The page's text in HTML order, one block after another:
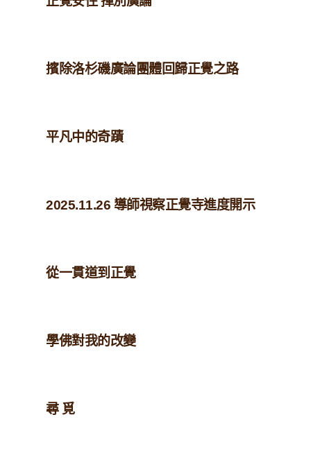
擯除洛杉磯廣論團體回歸正覺之路
平凡中的奇蹟
2025.11.26 導師視察正覺寺進度開示
從一貫道到正覺
學佛對我的改變
尋 覓